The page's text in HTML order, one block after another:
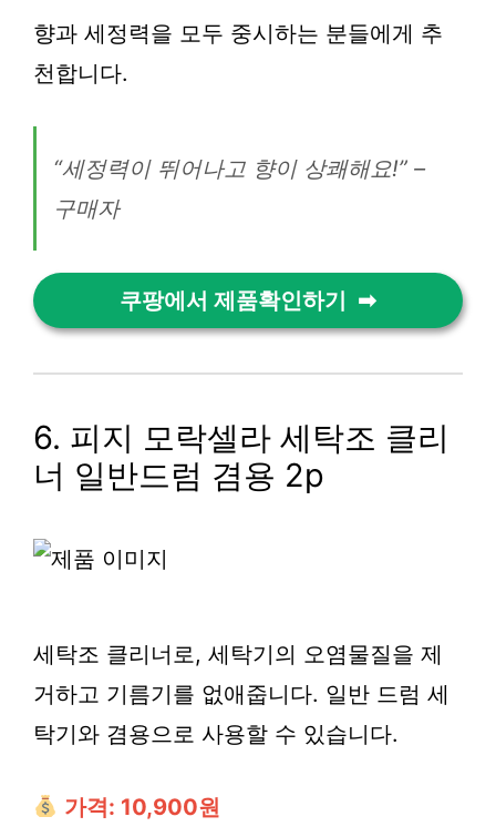
향과 세정력을 모두 중시하는 분들에게 추
천합니다.
“세정력이 뛰어나고 향이 상쾌해요!” –
구매자
쿠팡에서 제품확인하기
6. 피지 모락셀라 세탁조 클리
너 일반드럼 겸용 2p
세탁조 클리너로, 세탁기의 오염물질을 제
거하고 기름기를 없애줍니다. 일반 드럼 세
탁기와 겸용으로 사용할 수 있습니다.
가격: 10,900원